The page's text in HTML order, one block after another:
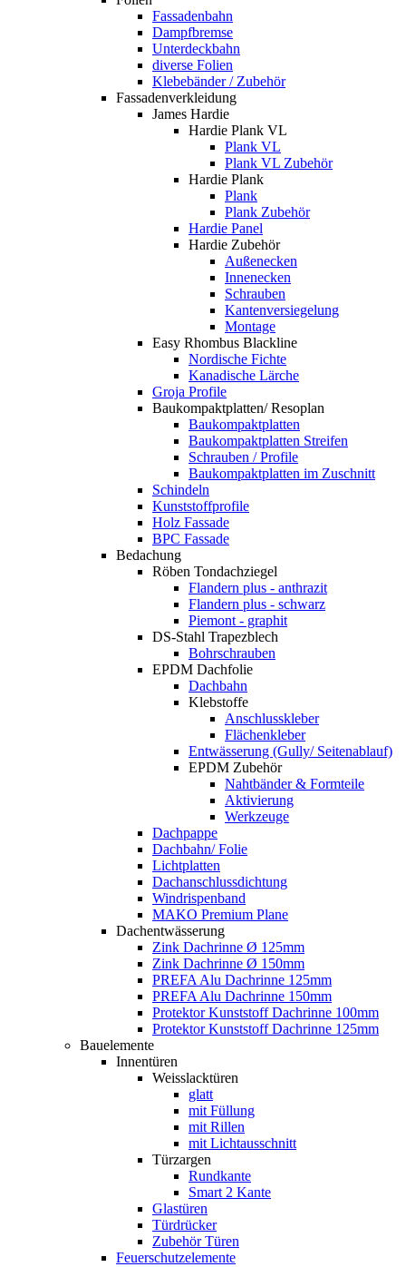
Fassadenbahn
Dampfbremse
Unterdeckbahn
diverse Folien
Klebebänder / Zubehör
Fassadenverkleidung
James Hardie
Hardie Plank VL
Plank VL
Plank VL Zubehör
Hardie Plank
Plank
Plank Zubehör
Hardie Panel
Hardie Zubehör
Außenecken
Innenecken
Schrauben
Kantenversiegelung
Montage
Easy Rhombus Blackline
Nordische Fichte
Kanadische Lärche
Groja Profile
Baukompaktplatten/ Resoplan
Baukompaktplatten
Baukompaktplatten Streifen
Schrauben / Profile
Baukompaktplatten im Zuschnitt
Schindeln
Kunststoffprofile
Holz Fassade
BPC Fassade
Bedachung
Röben Tondachziegel
Flandern plus - anthrazit
Flandern plus - schwarz
Piemont - graphit
DS-Stahl Trapezblech
Bohrschrauben
EPDM Dachfolie
Dachbahn
Klebstoffe
Anschlusskleber
Flächenkleber
Entwässerung (Gully/ Seitenablauf)
EPDM Zubehör
Nahtbänder & Formteile
Aktivierung
Werkzeuge
Dachpappe
Dachbahn/ Folie
Lichtplatten
Dachanschlussdichtung
Windrispenband
MAKO Premium Plane
Dachentwässerung
Zink Dachrinne Ø 125mm
Zink Dachrinne Ø 150mm
PREFA Alu Dachrinne 125mm
PREFA Alu Dachrinne 150mm
Protektor Kunststoff Dachrinne 100mm
Protektor Kunststoff Dachrinne 125mm
Bauelemente
Innentüren
Weisslacktüren
glatt
mit Füllung
mit Rillen
mit Lichtausschnitt
Türzargen
Rundkante
Smart 2 Kante
Glastüren
Türdrücker
Zubehör Türen
Feuerschutzelemente